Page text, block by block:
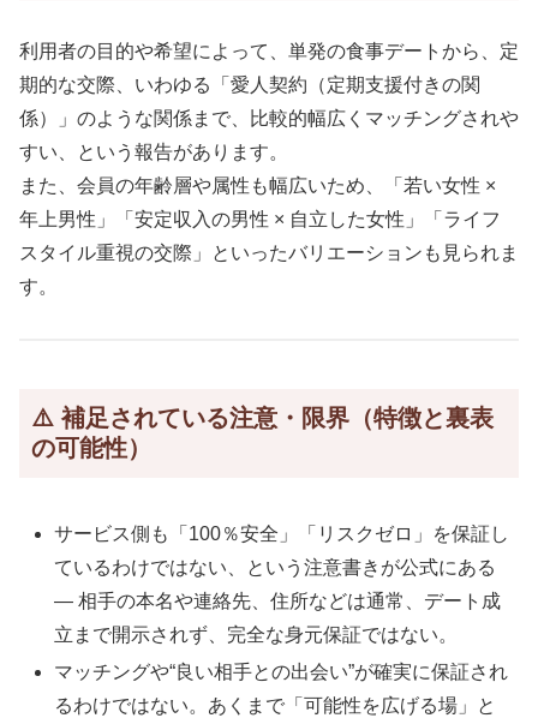
利用者の目的や希望によって、単発の食事デートから、定
期的な交際、いわゆる「愛人契約（定期支援付きの関
係）」のような関係まで、比較的幅広くマッチングされや
すい、という報告があります。
また、会員の年齢層や属性も幅広いため、「若い女性 ×
年上男性」「安定収入の男性 × 自立した女性」「ライフ
スタイル重視の交際」といったバリエーションも見られま
す。
⚠️ 補足されている注意・限界（特徴と裏表
の可能性）
サービス側も「100％安全」「リスクゼロ」を保証し
ているわけではない、という注意書きが公式にある
— 相手の本名や連絡先、住所などは通常、デート成
立まで開示されず、完全な身元保証ではない。
マッチングや“良い相手との出会い”が確実に保証され
るわけではない。あくまで「可能性を広げる場」と